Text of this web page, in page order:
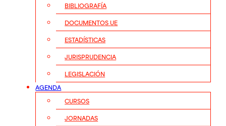
BIBLIOGRAFÍA
DOCUMENTOS UE
ESTADÍSTICAS
JURISPRUDENCIA
LEGISLACIÓN
AGENDA
CURSOS
JORNADAS